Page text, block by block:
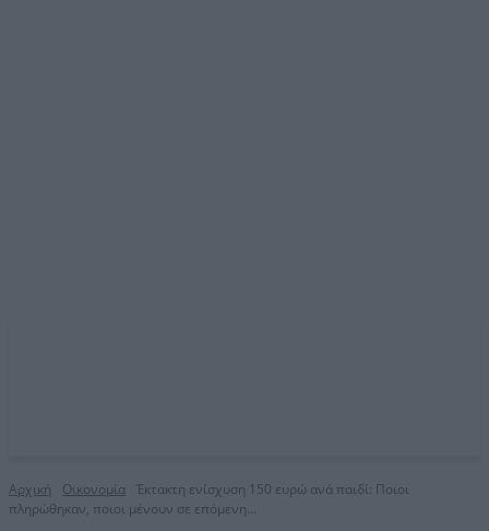
Αρχική Οικονομία Έκτακτη ενίσχυση 150 ευρώ ανά παιδί: Ποιοι
πληρώθηκαν, ποιοι μένουν σε επόμενη...